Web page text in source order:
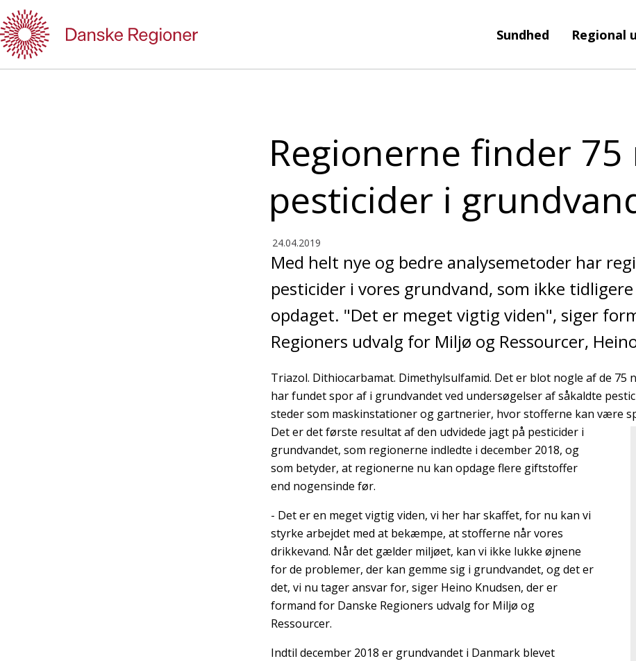
til
indhold
Sundhed Regional
Regionerne finder 75
pesticider i
24.04.2019
Med helt nye og bedre analysemetoder har
pesticider i vores grundvand, som ikke
opdaget. "Det er meget vigtig viden", siger
Regioners udvalg for Miljø og Ressourcer,
Triazol. Dithiocarbamat. Dimethylsulfamid. Det er blot nogle af de 75
har fundet spor af i grundvandet ved undersøgelser af såkaldte
steder som maskinstationer og gartnerier, hvor stofferne kan være
Det er det første resultat af den udvidede jagt på pesticider i
grundvandet, som regionerne indledte i december 2018, og
som betyder, at regionerne nu kan opdage flere giftstoffer
end nogensinde før.
- Det er en meget vigtig viden, vi her har skaffet, for nu kan vi
styrke arbejdet med at bekæmpe, at stofferne når vores
drikkevand. Når det gælder miljøet, kan vi ikke lukke øjnene
for de problemer, der kan gemme sig i grundvandet, og det er
det, vi nu tager ansvar for, siger Heino Knudsen, der er
formand for Danske Regioners udvalg for Miljø og
Ressourcer.
Indtil december 2018 er grundvandet i Danmark blevet